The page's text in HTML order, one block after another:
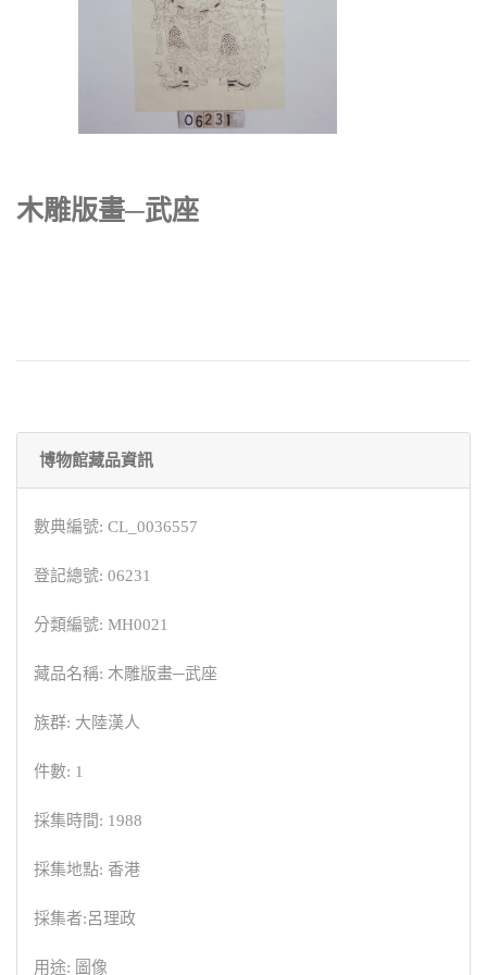
木雕版畫─武座
博物館藏品資訊
數典編號: CL_0036557
登記總號: 06231
分類編號: MH0021
藏品名稱: 木雕版畫─武座
族群: 大陸漢人
件數: 1
採集時間: 1988
採集地點: 香港
採集者:呂理政
用途: 圖像